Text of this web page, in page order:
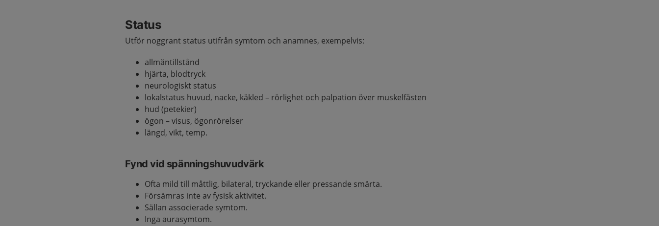
Status
Utför noggrant status utifrån symtom och anamnes, exempelvis:
allmäntillstånd
hjärta, blodtryck
neurologiskt status
lokalstatus huvud, nacke, käkled – rörlighet och palpation över muskelfästen
hud (petekier)
ögon – visus, ögonrörelser
längd, vikt, temp.
Fynd vid spänningshuvudvärk
Ofta mild till måttlig, bilateral, tryckande eller pressande smärta.
Försämras inte av fysisk aktivitet.
Sällan associerade symtom.
Inga aurasymtom.